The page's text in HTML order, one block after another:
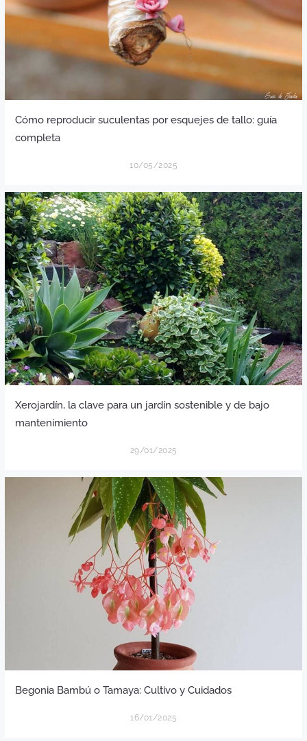
Cómo reproducir suculentas por esquejes de tallo: guía
completa
10/05/2025
Xerojardín, la clave para un jardín sostenible y de bajo
mantenimiento
29/01/2025
Begonia Bambú o Tamaya: Cultivo y Cuidados
16/01/2025